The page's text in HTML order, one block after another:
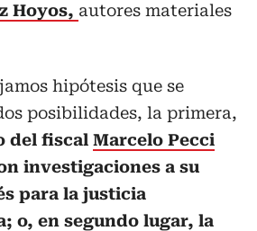
Hoyos, autores materiales
hipótesis que se
posibilidades, la primera,
del fiscal Marcelo Pecci
investigaciones a su
para la justicia
o, en segundo lugar, la